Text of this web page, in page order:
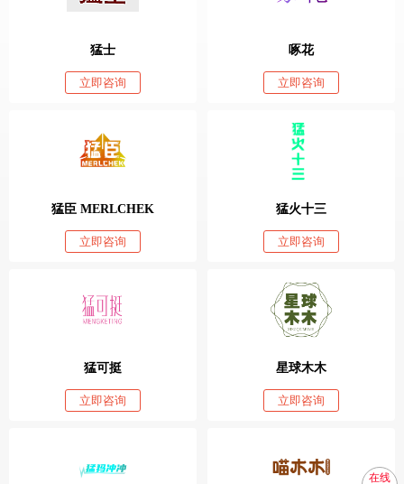
猛士
立即咨询
啄花
立即咨询
猛臣 MERLCHEK
立即咨询
猛火十三
立即咨询
猛可挺
立即咨询
星球木木
立即咨询
在线